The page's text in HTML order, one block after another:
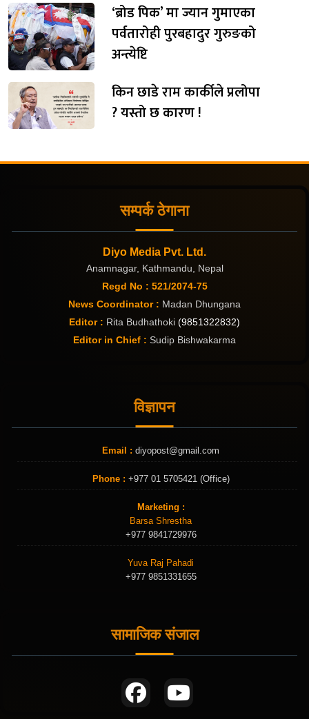
‘ब्रोड पिक’ मा ज्यान गुमाएका
पर्वतारोही पुरबहादुर गुरुङको
अन्त्येष्टि
किन छाडे राम कार्कीले प्रलोपा
? यस्तो छ कारण !
सम्पर्क ठेगाना
Diyo Media Pvt. Ltd.
Anamnagar, Kathmandu, Nepal
Regd No : 521/2074-75
News Coordinator : Madan Dhungana
Editor : Rita Budhathoki (9851322832)
Editor in Chief : Sudip Bishwakarma
विज्ञापन
Email : diyopost@gmail.com
Phone : +977 01 5705421 (Office)
Marketing :
Barsa Shrestha
+977 9841729976
Yuva Raj Pahadi
+977 9851331655
सामाजिक संजाल